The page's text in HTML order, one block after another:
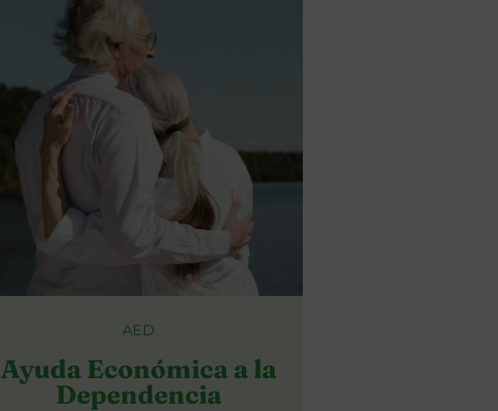
AED
Ayuda Económica a la
Dependencia